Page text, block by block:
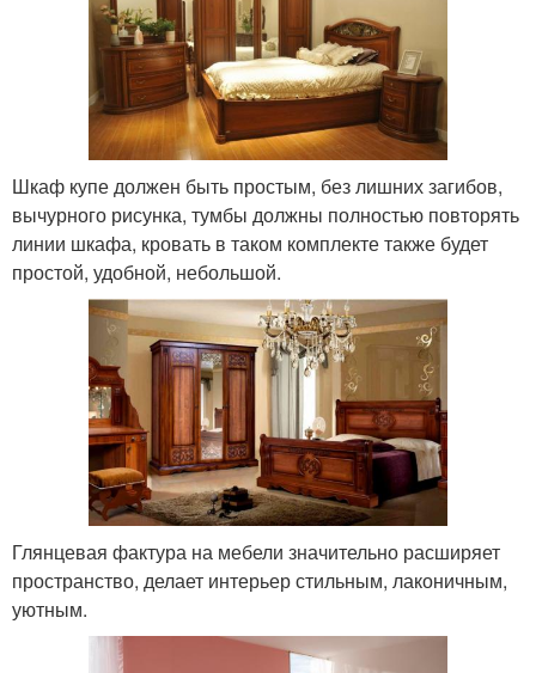
Шкаф купе должен быть простым, без лишних загибов,
вычурного рисунка, тумбы должны полностью повторять
линии шкафа, кровать в таком комплекте также будет
простой, удобной, небольшой.
Глянцевая фактура на мебели значительно расширяет
пространство, делает интерьер стильным, лаконичным,
уютным.